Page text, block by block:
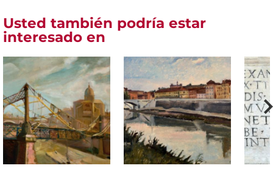
Usted también podría estar
interesado en